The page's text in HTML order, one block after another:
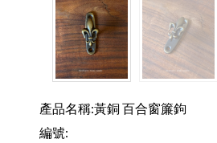
產品名稱:黃銅 百合窗簾鉤
編號: